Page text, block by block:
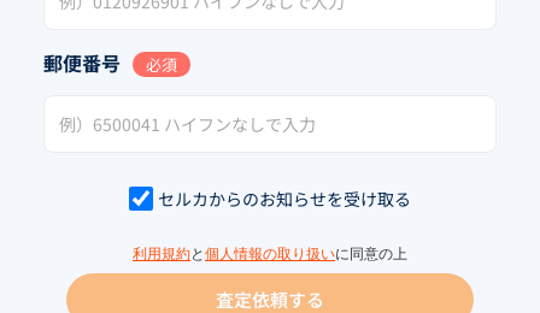
郵便番号 必須
セルカからのお知らせを受け取る
利用規約と 個人情報の取り扱いに同意の上
査定依頼する